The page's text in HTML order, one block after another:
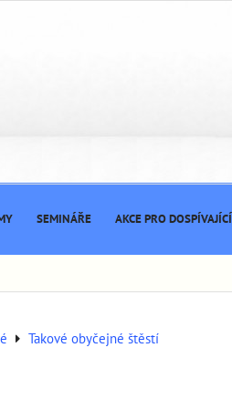
SEMINÁŘE AKCE PRO DOSPÍVAJÍCÍ
Takové obyčejné štěstí